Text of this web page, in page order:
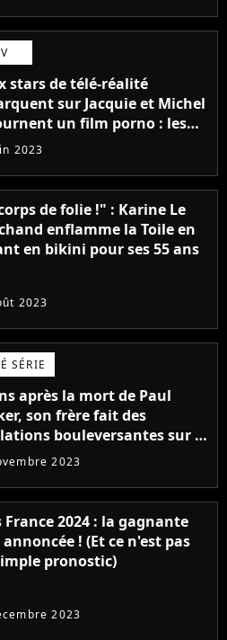
stars de télé-réalité
sur Jacquie et Michel
un film porno : les
images du tournage
2023
de folie !" : Karine Le
enflamme la Toile en
en bikini pour ses 55 ans
2023
SÉRIE
après la mort de Paul
son frère fait des
bouleversantes sur la
des acteurs de Fast and
2023
France 2024 : la gagnante
! (Et ce n'est pas
pronostic)
2023